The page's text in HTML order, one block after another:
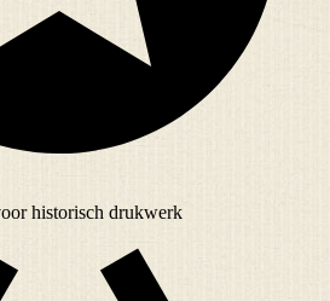
historisch drukwerk